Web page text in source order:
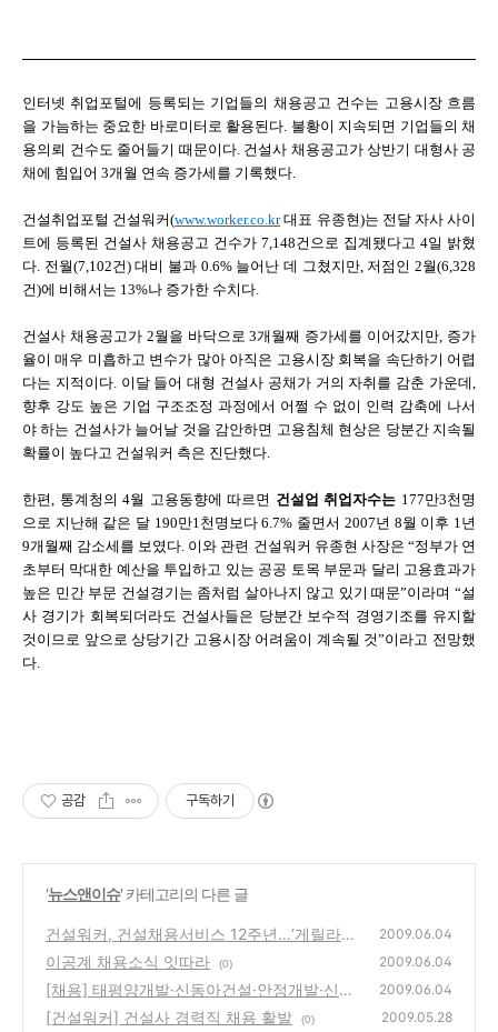
인터넷 취업포털에 등록되는 기업들의 채용공고 건수는 고용시장 흐름
을 가늠하는 중요한 바로미터로 활용된다. 불황이 지속되면 기업들의 채
용의뢰 건수도 줄어들기 때문이다. 건설사 채용공고가 상반기 대형사 공
채에 힘입어 3개월 연속 증가세를 기록했다.
건설취업포털 건설워커(www.worker.co.kr대표 유종현)는 전달 자사 사이
트에 등록된 건설사 채용공고 건수가 7,148건으로 집계됐다고 4일 밝혔
다. 전월(7,102건) 대비 불과 0.6% 늘어난 데 그쳤지만, 저점인 2월(6,328
건)에 비해서는 13%나 증가한 수치다.
건설사 채용공고가 2월을 바닥으로 3개월째 증가세를 이어갔지만, 증가
율이 매우 미흡하고 변수가 많아 아직은 고용시장 회복을 속단하기 어렵
다는 지적이다. 이달 들어 대형 건설사 공채가 거의 자취를 감춘 가운데,
향후 강도 높은 기업 구조조정 과정에서 어쩔 수 없이 인력 감축에 나서
야 하는 건설사가 늘어날 것을 감안하면 고용침체 현상은 당분간 지속될
확률이 높다고 건설워커 측은 진단했다.
한편, 통계청의 4월 고용동향에 따르면 건설업 취업자수는 177만3천명
으로 지난해 같은 달 190만1천명보다 6.7% 줄면서 2007년 8월 이후 1년
9개월째 감소세를 보였다. 이와 관련 건설워커 유종현 사장은 “정부가 연
초부터 막대한 예산을 투입하고 있는 공공 토목 부문과 달리 고용효과가
높은 민간 부문 건설경기는 좀처럼 살아나지 않고 있기 때문”이라며 “설
사 경기가 회복되더라도 건설사들은 당분간 보수적 경영기조를 유지할
것이므로 앞으로 상당기간 고용시장 어려움이 계속될 것”이라고 전망했
다.
공감 구독하기
'뉴스앤이슈' 카테고리의 다른 글
건설워커, 건설채용서비스 12주년…‘게릴라채
용’이 대세
(0)
2009.06.04
이공계 채용소식 잇따라 (0) 2009.06.04
[채용] 태평양개발·신동아건설·안정개발·신원
종합개발
(0)
2009.06.04
[건설워커] 건설사 경력직 채용 활발 (0) 2009.05.28